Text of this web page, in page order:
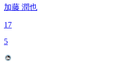
加藤 潤也
17
5